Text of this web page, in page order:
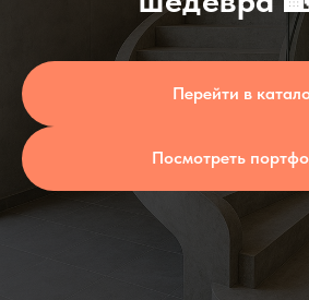
Перейти в
Посмотреть